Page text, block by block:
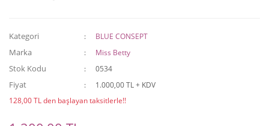
Kategori BLUE CONSEPT
Marka Miss Betty
Stok Kodu 0534
Fiyat
1.000,00 TL + KDV
128,00 TL den başlayan taksitlerle!!